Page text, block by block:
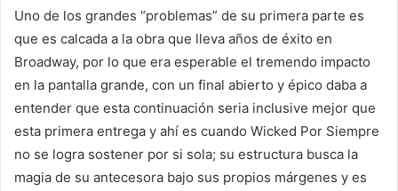
Uno de los grandes “problemas” de su primera parte es
que es calcada a la obra que lleva años de éxito en
Broadway, por lo que era esperable el tremendo impacto
en la pantalla grande, con un final abierto y épico daba a
entender que esta continuación seria inclusive mejor que
esta primera entrega y ahí es cuando Wicked Por Siempre
no se logra sostener por si sola; su estructura busca la
magia de su antecesora bajo sus propios márgenes y es